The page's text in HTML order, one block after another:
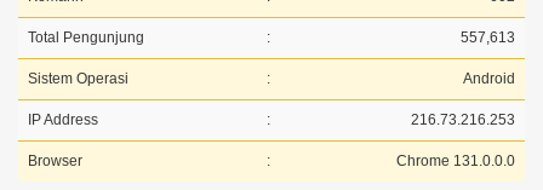
Total Pengunjung : 557,613
Sistem Operasi : Android
IP Address : 216.73.216.253
Browser : Chrome 131.0.0.0